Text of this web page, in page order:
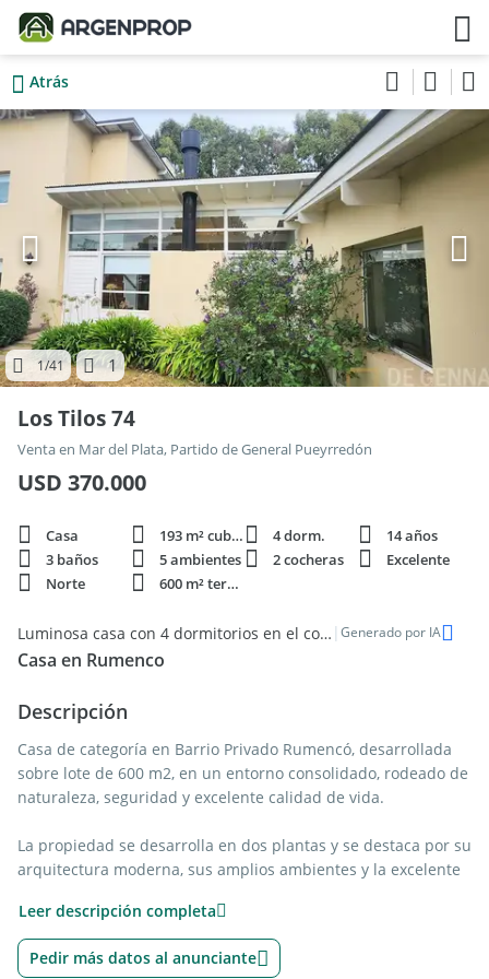
Atrás
1/41 1
Los Tilos 74
Venta en Mar del Plata, Partido de General Pueyrredón
USD 370.000
Casa 193 m² cubie. 4 dorm.
14 años
3 baños
5 ambientes 2 cocheras
Excelente
Norte
600 m² terren.
Luminosa casa con 4 dormitorios en el corazón de Mar del Plata | Generado por IA
Casa en Rumenco
Descripción
Casa de categoría en Barrio Privado Rumencó, desarrollada
sobre lote de 600 m2, en un entorno consolidado, rodeado de
naturaleza, seguridad y excelente calidad de vida.
La propiedad se desarrolla en dos plantas y se destaca por su
arquitectura moderna, sus amplios ambientes y la excelente
Al ingresar nos encontramos con un imponente living con
hogar, techos altos con madera a la vista y grandes
Leer descripción completa
Pedir más datos al anunciante